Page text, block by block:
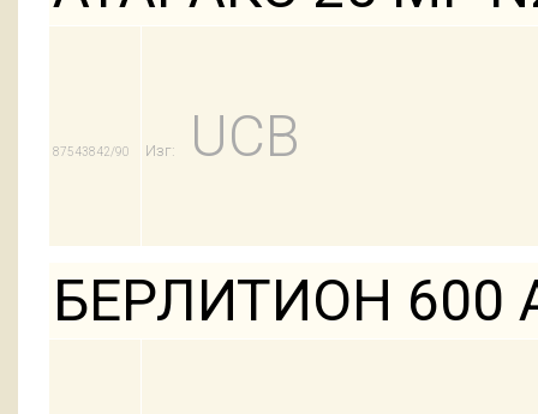
87543842/90 Изг: UCB
БЕРЛИТИОН 600